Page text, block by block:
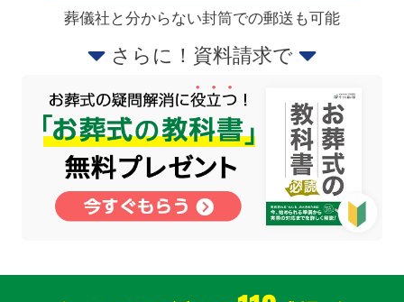
葬儀社と分からない封筒での郵送も可能
さらに！資料請求で